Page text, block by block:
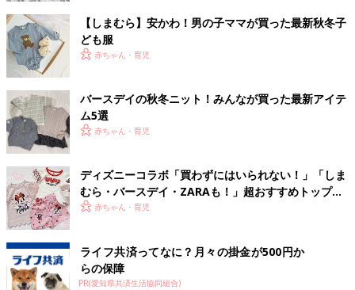
【しまむら】安かわ！男の子ママが買った最新秋冬子
ども服
赤ちゃん・育児
バースデイの秋冬ニット！みんなが買った最新アイテ
ム5選
赤ちゃん・育児
ディズニーコラボ「買わずにはいられない！」「しま
むら・バースデイ・ZARAも！」超おすすめトップス
5選赤ちゃん・育児
ライフ共済ってなに？月々の掛金が500円か
らの保障
PR(愛知県共済生活協同組合)